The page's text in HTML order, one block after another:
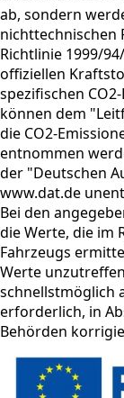
ab, sondern
nichttechnischen
Richtlinie 1999/
offiziellen
spezifischen
können dem
die CO2-
entnommen
der "Deutschen
www.dat.de
Bei den
die Werte, die im
Fahrzeugs
Werte
schnellstmöglich
erforderlich, in
Behörden